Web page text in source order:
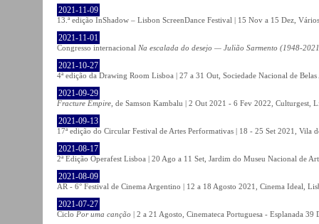
2021-11-09
13.ª edição InShadow – Lisbon ScreenDance Festival | 15 Nov a 15 Dez,
2021-11-01
Congresso internacional Na escalada do desejo — Julião Sarmento (1948-
2021-10-27
4ª edição da Drawing Room Lisboa | 27 a 31 Out, Sociedade Nacional de
2021-09-29
Fracture Empire , de Samson Kambalu | 2 Out 2021 - 6 Fev 2022, Culturgest,
2021-09-13
17ª edição do Circular Festival de Artes Performativas | 18 - 25 Set 2021, Vila
2021-08-17
2ª Edição Operafest Lisboa | 20 Ago a 11 Set, Jardim do Museu Nacional de
2021-08-09
AR - 6° Festival de Cinema Argentino | 12 a 18 Agosto 2021, Cinema Ideal,
2021-07-27
Ciclo Por uma canção | 2 a 21 Agosto, Cinemateca Portuguesa - Esplanada 39